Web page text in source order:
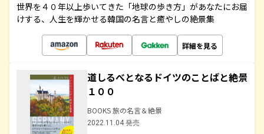
世界を４０年以上歩いてきた「地球の歩き方」があなたにお届
けする、人生を輝かせる韓国の名言と癒やしの絶景集
詳細を見る
道しるべとなるドイツのことばと絶景
１００
BOOKS 旅の名言＆絶景
2022.11.04 発売